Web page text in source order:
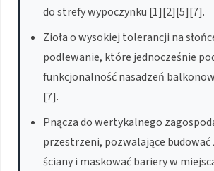
do strefy wypoczynku [1][2][5][7].
Zioła o wysokiej tolerancji na
podlewanie, które jednocześnie
funkcjonalność nasadzeń
[7].
Pnącza do wertykalnego
przestrzeni, pozwalające budować
ściany i maskować bariery w